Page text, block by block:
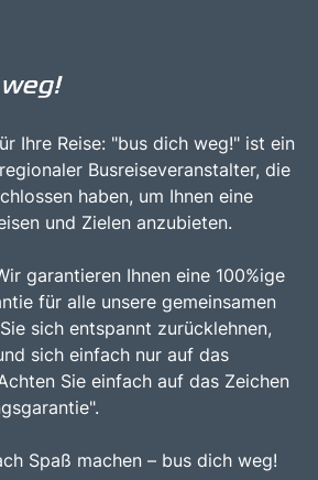
Ihre Reise: "bus dich weg!" ist ein
Busreiseveranstalter, die
haben, um Ihnen eine
und Zielen anzubieten.
garantieren Ihnen eine 100%ige
für alle unsere gemeinsamen
sich entspannt zurücklehnen,
sich einfach nur auf das
Sie einfach auf das Zeichen
Spaß machen – bus dich weg!